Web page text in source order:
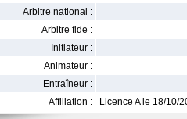
Arbitre national :
Arbitre fide :
Initiateur :
Animateur :
Entraîneur :
Affiliation :
Licence A le 18/10/